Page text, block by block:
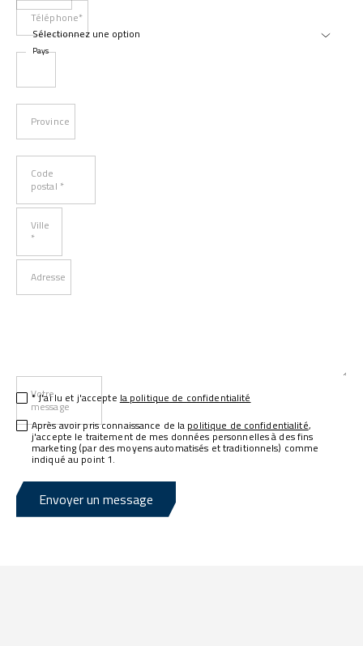
Téléphone*
Pays
Province
Code
postal *
Ville
*
Adresse
Votre
message
* J'ai lu et j'accepte la politique de confidentialité
Après avoir pris connaissance de la politique de confidentialité,
j'accepte le traitement de mes données personnelles à des fins
marketing (par des moyens automatisés et traditionnels) comme
indiqué au point 1.
Envoyer un message